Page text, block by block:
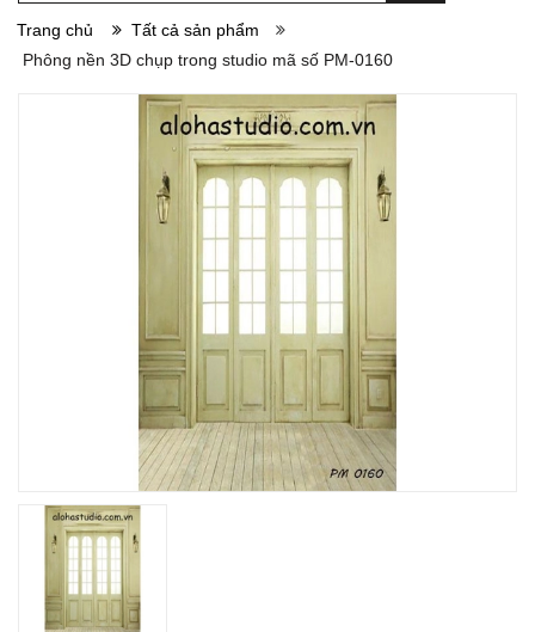
Trang chủ
Tất cả sản phẩm
Phông nền 3D chụp trong studio mã số PM-0160